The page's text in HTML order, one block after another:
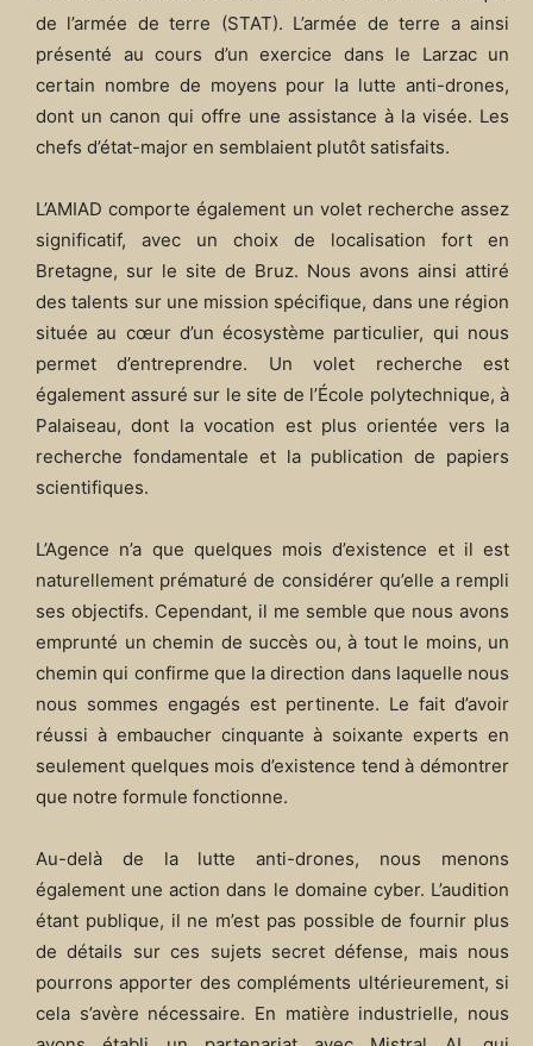
de l’armée de terre (STAT). L’armée de terre a ainsi
présenté au cours d’un exercice dans le Larzac un
certain nombre de moyens pour la lutte anti-drones,
dont un canon qui offre une assistance à la visée. Les
chefs d’état-major en semblaient plutôt satisfaits.
L’AMIAD comporte également un volet recherche assez
significatif, avec un choix de localisation fort en
Bretagne, sur le site de Bruz. Nous avons ainsi attiré
des talents sur une mission spécifique, dans une région
située au cœur d’un écosystème particulier, qui nous
permet d’entreprendre. Un volet recherche est
également assuré sur le site de l’École polytechnique, à
Palaiseau, dont la vocation est plus orientée vers la
recherche fondamentale et la publication de papiers
scientifiques.
L’Agence n’a que quelques mois d’existence et il est
naturellement prématuré de considérer qu’elle a rempli
ses objectifs. Cependant, il me semble que nous avons
emprunté un chemin de succès ou, à tout le moins, un
chemin qui confirme que la direction dans laquelle nous
nous sommes engagés est pertinente. Le fait d’avoir
réussi à embaucher cinquante à soixante experts en
seulement quelques mois d’existence tend à démontrer
que notre formule fonctionne.
Au-delà de la lutte anti-drones, nous menons
également une action dans le domaine cyber. L’audition
étant publique, il ne m’est pas possible de fournir plus
de détails sur ces sujets secret défense, mais nous
pourrons apporter des compléments ultérieurement, si
cela s’avère nécessaire. En matière industrielle, nous